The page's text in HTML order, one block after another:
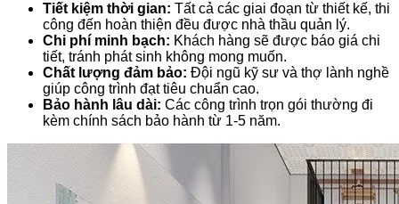
Tiết kiệm thời gian: Tất cả các giai đoạn từ thiết kế, thi
công đến hoàn thiện đều được nhà thầu quản lý.
Chi phí minh bạch: Khách hàng sẽ được báo giá chi
tiết, tránh phát sinh không mong muốn.
Chất lượng đảm bảo: Đội ngũ kỹ sư và thợ lành nghề
giúp công trình đạt tiêu chuẩn cao.
Bảo hành lâu dài: Các công trình trọn gói thường đi
kèm chính sách bảo hành từ 1-5 năm.